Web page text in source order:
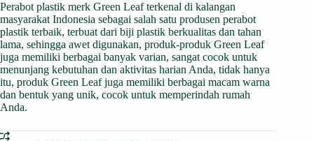
adalah:
Rp 36.000.
ini
adalah:
Rp 27.000.
Perabot plastik merk Green Leaf terkenal di kalangan
masyarakat Indonesia sebagai salah satu produsen perabot
plastik terbaik, terbuat dari biji plastik berkualitas dan tahan
lama, sehingga awet digunakan, produk-produk Green Leaf
juga memiliki berbagai banyak varian, sangat cocok untuk
menunjang kebutuhan dan aktivitas harian Anda, tidak hanya
itu, produk Green Leaf juga memiliki berbagai macam warna
dan bentuk yang unik, cocok untuk memperindah rumah
Anda.